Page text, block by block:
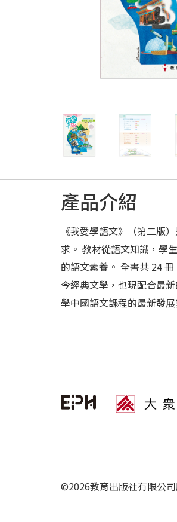
產品介紹
《我愛學語文》（第二版
求。 教材從語文知識，學
的語文素養。 全書共 24
今經典文學，也現配合最
學中國語文課程的最新發
©2026教育出版社有限公